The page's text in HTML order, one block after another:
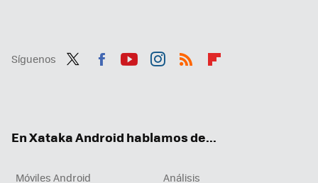
Síguenos
En Xataka Android hablamos de...
Móviles Android
Análisis